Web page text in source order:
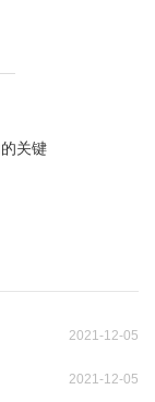
关键
2021-12-05
2021-12-05